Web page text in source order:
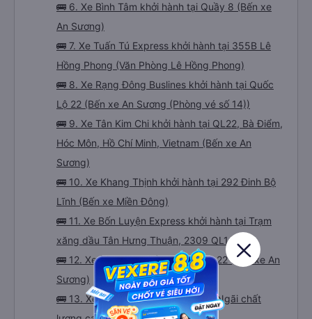
🚌 6. Xe Bình Tâm khởi hành tại Quầy 8 (Bến xe
An Sương)
🚌 7. Xe Tuấn Tú Express khởi hành tại 355B Lê
Hồng Phong (Văn Phòng Lê Hồng Phong)
🚌 8. Xe Rạng Đông Buslines khởi hành tại Quốc
Lộ 22 (Bến xe An Sương (Phòng vé số 14))
🚌 9. Xe Tân Kim Chi khởi hành tại QL22, Bà Điểm,
Hóc Môn, Hồ Chí Minh, Vietnam (Bến xe An
Sương)
🚌 10. Xe Khang Thịnh khởi hành tại 292 Đinh Bộ
Lĩnh (Bến xe Miền Đông)
🚌 11. Xe Bốn Luyện Express khởi hành tại Trạm
xăng dầu Tân Hưng Thuận, 2309 QL1A
🚌 12. Xe Tân Hiệp khởi hành tại QL22 (Bến xe An
Sương)
🚌 13. Xe Mai Quyên : Xe đi Quảng Ngãi chất